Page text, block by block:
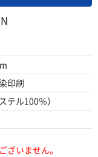
印刷
テル100％）
いません。